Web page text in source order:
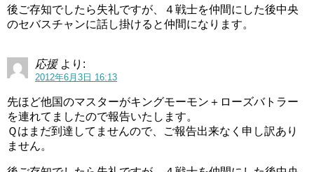
後ご存知でしたら失礼ですが、４戦士を仲間にした後中央
のセバスチャンに話し掛けると仲間になります。
応援 より:
2012年6月3日 16:13
先ほど他国のマスターがキングモーモン＋ローズバトラー
を連れてましたので報告いたします。
Ｑはまだ到達してませんので、ご報告出来なく申し訳あり
ません。